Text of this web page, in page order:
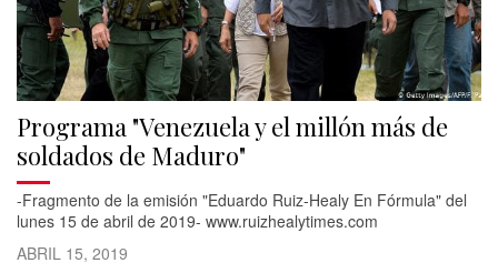
Programa "Venezuela y el millón más de
soldados de Maduro"
-Fragmento de la emisión "Eduardo Ruiz-Healy En Fórmula" del
lunes 15 de abril de 2019- www.ruizhealytimes.com
ABRIL 15, 2019